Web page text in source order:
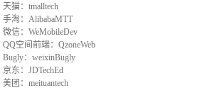
天猫：tmalltech
手淘：AlibabaMTT
微信：WeMobileDev
QQ空间前端：QzoneWeb
Bugly：weixinBugly
京东：JDTechEd
美团：meituantech